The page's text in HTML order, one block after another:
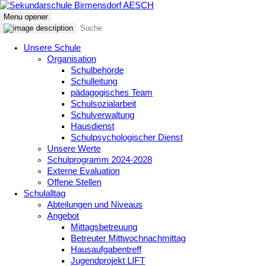
Menu opener
Unsere Schule
Organisation
Schulbehörde
Schulleitung
pädagogisches Team
Schulsozialarbeit
Schulverwaltung
Hausdienst
Schulpsychologischer Dienst
Unsere Werte
Schulprogramm 2024-2028
Externe Evaluation
Offene Stellen
Schulalltag
Abteilungen und Niveaus
Angebot
Mittagsbetreuung
Betreuter Mittwochnachmittag
Hausaufgabentreff
Jugendprojekt LIFT